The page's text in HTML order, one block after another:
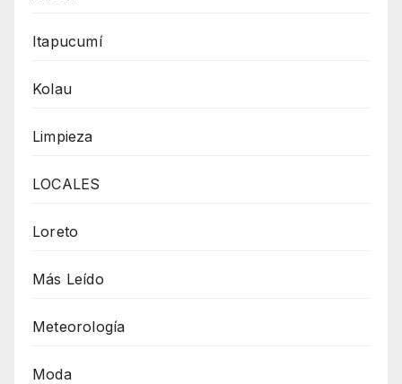
Itapucumí
Kolau
Limpieza
LOCALES
Loreto
Más Leído
Meteorología
Moda